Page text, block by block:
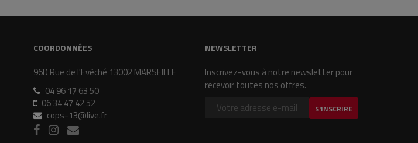
COORDONNÉES
96D Rue de l'Evêché 13002 MARSEILLE
04 96 17 63 50
06 34 47 42 52
cops-13@live.fr
NEWSLETTER
Inscrivez-vous à notre newsletter pour
recevoir toutes nos offres.
S'INSCRIRE